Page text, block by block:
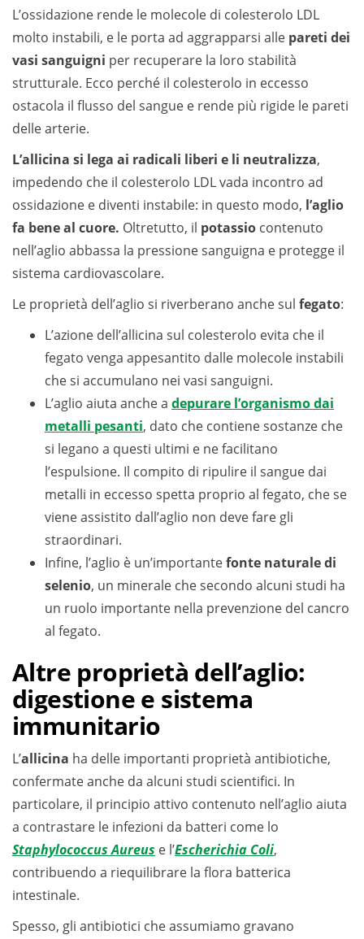
L’ossidazione rende le molecole di colesterolo LDL
molto instabili, e le porta ad aggrapparsi alle pareti dei
vasi sanguigni per recuperare la loro stabilità
strutturale. Ecco perché il colesterolo in eccesso
ostacola il flusso del sangue e rende più rigide le pareti
delle arterie.
L’allicina si lega ai radicali liberi e li neutralizza,
impedendo che il colesterolo LDL vada incontro ad
ossidazione e diventi instabile: in questo modo, l’aglio
fa bene al cuore. Oltretutto, il potassio contenuto
nell’aglio abbassa la pressione sanguigna e protegge il
sistema cardiovascolare.
Le proprietà dell’aglio si riverberano anche sul fegato:
L’azione dell’allicina sul colesterolo evita che il
fegato venga appesantito dalle molecole instabili
che si accumulano nei vasi sanguigni.
L’aglio aiuta anche a depurare l’organismo dai
metalli pesanti, dato che contiene sostanze che
si legano a questi ultimi e ne facilitano
l’espulsione. Il compito di ripulire il sangue dai
metalli in eccesso spetta proprio al fegato, che se
viene assistito dall’aglio non deve fare gli
straordinari.
Infine, l’aglio è un’importantefonte naturale di
selenio, un minerale che secondo alcuni studi ha
un ruolo importante nella prevenzione del cancro
al fegato.
Altre proprietà dell’aglio:
digestione e sistema
immunitario
L’allicina ha delle importanti proprietà antibiotiche,
confermate anche da alcuni studi scientifici. In
particolare, il principio attivo contenuto nell’aglio aiuta
a contrastare le infezioni da batteri come lo
Staphylococcus Aureus e l’Escherichia Coli,
contribuendo a riequilibrare la flora batterica
intestinale.
Spesso, gli antibiotici che assumiamo gravano